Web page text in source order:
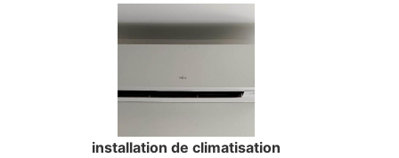
installation de climatisation